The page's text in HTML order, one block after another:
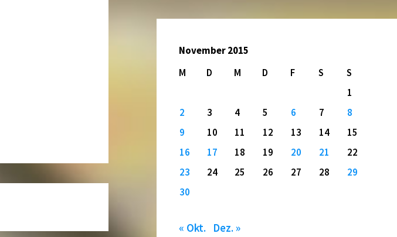
November 2015
M
D M D F S
S
1
2
3 4 5 6 7
8
9
10 11 12 13 14
15
16
17 18 19 20 21
22
23
24 25 26 27 28
29
30
« Okt. Dez. »